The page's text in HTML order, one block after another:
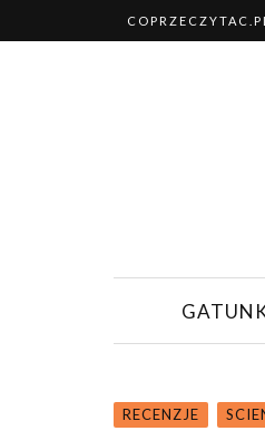
COPRZECZYTAC.PL
RECENZJE